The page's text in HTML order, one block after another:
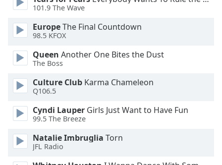
Opacity
Font
Size
Text
Edge
Style
Font
101.9 The Wave
EuropeThe Final Countdown
98.5 KFOX
Queen Another One Bites the Dust
The Boss
Culture Club Karma Chameleon
Q106.5
Cyndi Lauper Girls Just Want to Have Fun
99.5 The Breeze
Natalie Imbruglia Torn
JFL Radio